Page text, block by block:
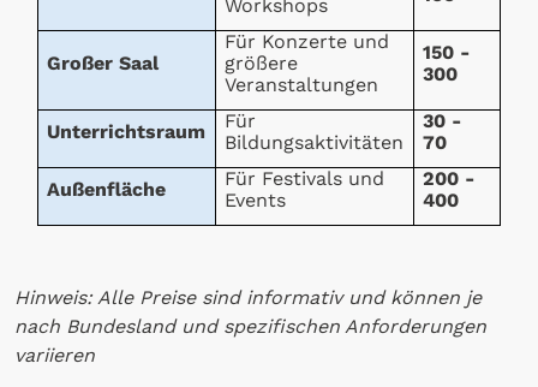
Workshops
Großer Saal
Für Konzerte und
größere
Veranstaltungen
150 -
300
Unterrichtsraum
Für
Bildungsaktivitäten
30 -
70
Außenfläche
Für Festivals und
Events
200 -
400
Hinweis: Alle Preise sind informativ und können je
nach Bundesland und spezifischen Anforderungen
variieren